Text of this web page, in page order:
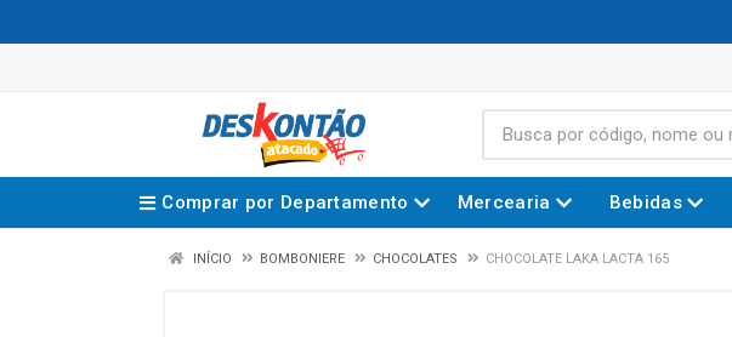
Comprar por Departamento Mercearia Bebidas
INÍCIO BOMBONIERE CHOCOLATES CHOCOLATE LAKA LACTA 165